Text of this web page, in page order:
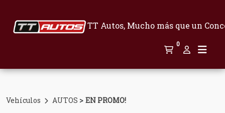
TT Autos, Mucho más que un
0
Vehículos AUTOS > EN PROMO!